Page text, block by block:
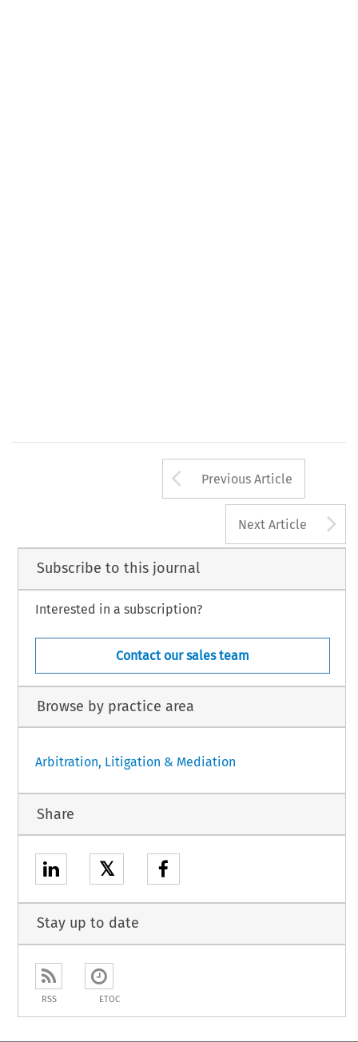
Arrow button
Previous Article
Next Article
Subscribe to this journal
Interested in a subscription?
Contact our sales team
Browse by practice area
Arbitration, Litigation & Mediation
Share
𝕏
Stay up to date
RSS ETOC